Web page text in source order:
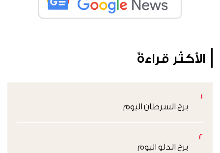
الأكثر قراءةً
1
برج السرطان اليوم
2
برج الدلو اليوم